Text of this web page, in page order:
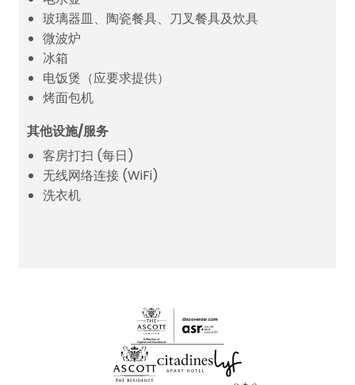
玻璃器皿、陶瓷餐具、刀叉餐具及炊具
微波炉
冰箱
电饭煲（应要求提供）
烤面包机
其他设施/服务
客房打扫 (每日)
无线网络连接 (WiFi)
洗衣机